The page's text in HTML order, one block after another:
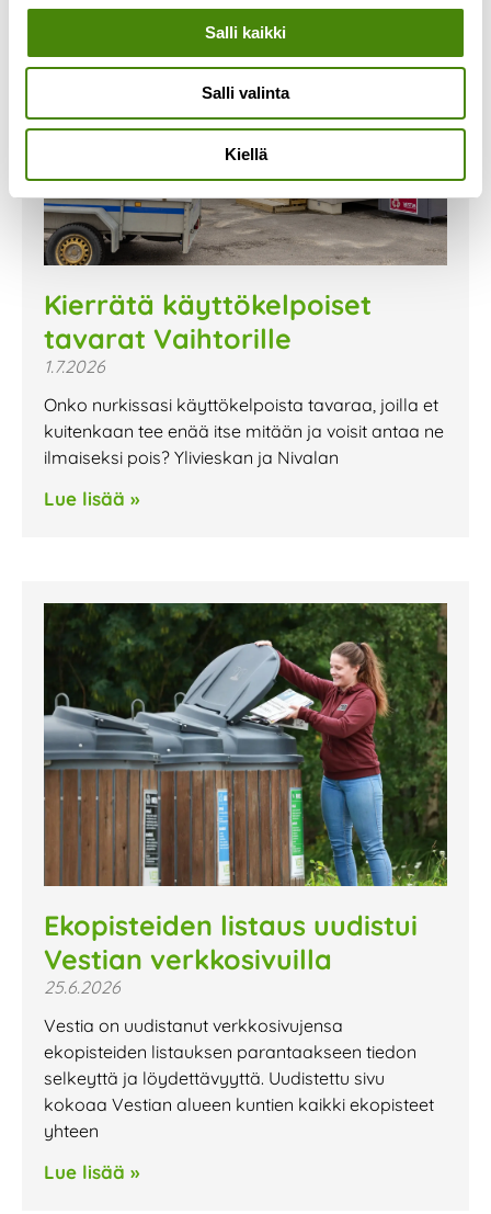
Salli kaikki
Salli valinta
Kiellä
Kierrätä käyttökelpoiset
tavarat Vaihtorille
1.7.2026
Onko nurkissasi käyttökelpoista tavaraa, joilla et
kuitenkaan tee enää itse mitään ja voisit antaa ne
ilmaiseksi pois? Ylivieskan ja Nivalan
Lue lisää »
Ekopisteiden listaus uudistui
Vestian verkkosivuilla
25.6.2026
Vestia on uudistanut verkkosivujensa
ekopisteiden listauksen parantaakseen tiedon
selkeyttä ja löydettävyyttä. Uudistettu sivu
kokoaa Vestian alueen kuntien kaikki ekopisteet
yhteen
Lue lisää »